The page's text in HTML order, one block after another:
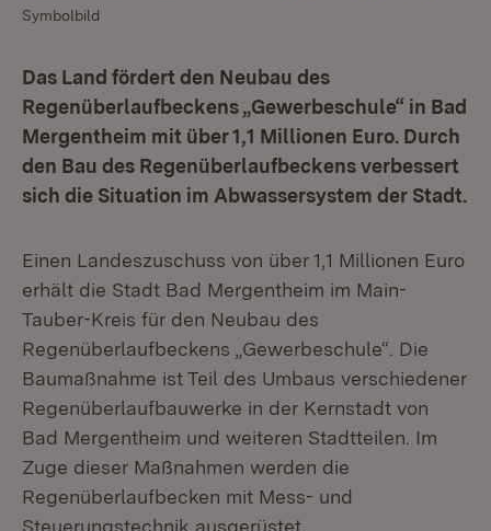
Symbolbild
Das Land fördert den Neubau des
Regenüberlaufbeckens „Gewerbeschule“ in Bad
Mergentheim mit über 1,1 Millionen Euro. Durch
den Bau des Regenüberlaufbeckens verbessert
sich die Situation im Abwassersystem der Stadt.
Einen Landeszuschuss von über 1,1 Millionen Euro
erhält die Stadt Bad Mergentheim im Main-
Tauber-Kreis für den Neubau des
Regenüberlaufbeckens „Gewerbeschule“. Die
Baumaßnahme ist Teil des Umbaus verschiedener
Regenüberlaufbauwerke in der Kernstadt von
Bad Mergentheim und weiteren Stadtteilen. Im
Zuge dieser Maßnahmen werden die
Regenüberlaufbecken mit Mess- und
Steuerungstechnik ausgerüstet.